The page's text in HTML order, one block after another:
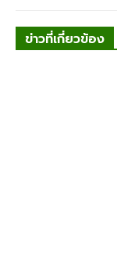
ข่าวที่เกี่ยวข้อง